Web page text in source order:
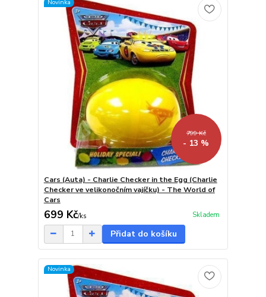
Novinka
799 Kč
- 13 %
Cars (Auta) - Charlie Checker in the Egg (Charlie
Checker ve velikonočním vajíčku) - The World of
Cars
699 Kč/ks Skladem
Přidat do košíku
Novinka